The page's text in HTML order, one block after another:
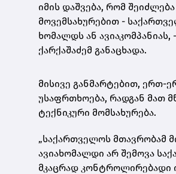
იმის დაშვება, რომ
მოვემსახურებით -
ხომალდს ან
ქარქაშაძემ განაცხადა.
მისივე განმარტებით, ერთ-
უსაფრთხოება, რადგან მათ
ტექნიკური მომსახურება.
„საქართველოს მთავრობამ
ავიახომალდი არ შემოვა
მკაცრად კონტროლირებადი